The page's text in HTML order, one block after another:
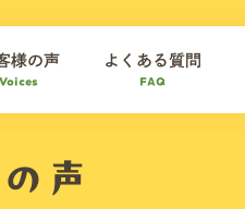
様の声
Voices
よくある質問
FAQ
声